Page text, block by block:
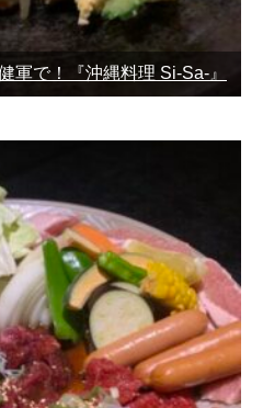
軍で！『沖縄料理 Si-Sa-』